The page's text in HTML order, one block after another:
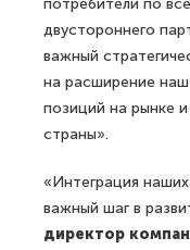
потребители по
двустороннего
важный
на расширение
позиций на рынке
страны».
«Интеграция
важный шаг в
директор